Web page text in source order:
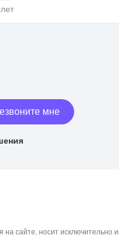
мне
сайте, носит исключительно